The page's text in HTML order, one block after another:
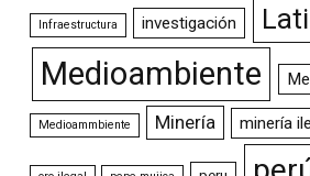
Infraestructura investigación
Medioambiente
Medioammbiente Minería minería